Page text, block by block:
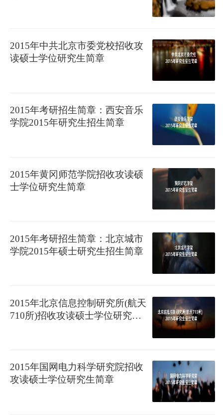
2015年中共北京市委党校招收攻
读硕士学位研究生简章
2015年考研招生简章：西安音乐
学院2015年研究生招生简章
2015年黄冈师范学院招收攻读硕
士学位研究生简章
2015年考研招生简章：北京城市
学院2015年硕士研究生招生简章
2015年北京信息控制研究所(航天
710所)招收攻读硕士学位研究生
2015年国网电力科学研究院招收
攻读硕士学位研究生简章